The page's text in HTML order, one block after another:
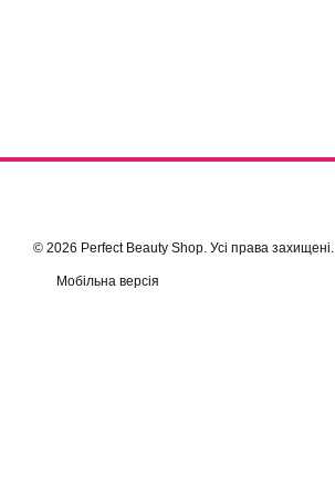
© 2026 Perfect Beauty Shop. Усі права захищені.
Мобільна версія